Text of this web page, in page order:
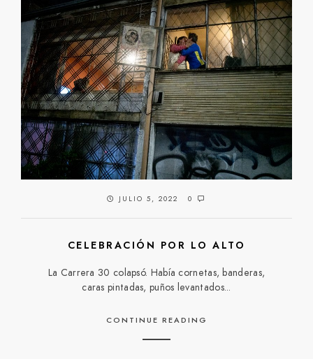
JULIO 5, 2022 0
CELEBRACIÓN POR LO ALTO
La Carrera 30 colapsó. Había cornetas, banderas,
caras pintadas, puños levantados...
CONTINUE READING